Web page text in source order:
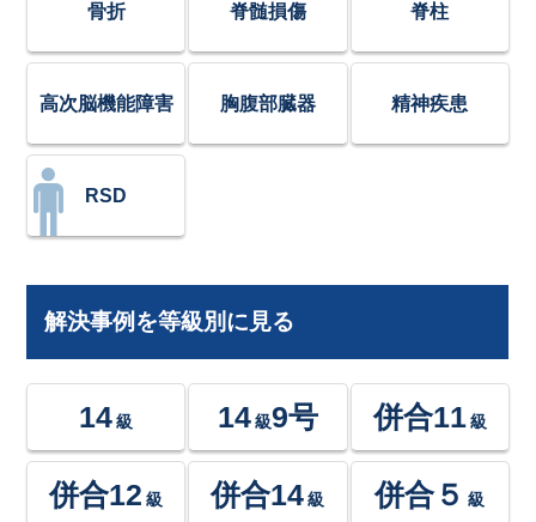
骨折 脊髄損傷 脊柱
高次脳機能障害 胸腹部臓器 精神疾患
RSD
解決事例を等級別に見る
14 級 14級9号 併合11 級
併合12 級 併合14 級 併合５ 級